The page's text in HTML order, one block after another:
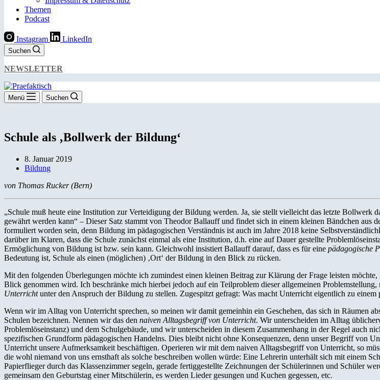
Themen
Podcast
Instagram LinkedIn
Suchen
NEWSLETTER
Menü Suchen
Schule als ‚Bollwerk der Bildung‘
8. Januar 2019
Bildung
von Thomas Rucker (Bern)
„Schule muß heute eine Institution zur Verteidigung der Bildung werden. Ja, sie stellt vielleicht das letzte Bollwerk
gewährt werden kann“ – Dieser Satz stammt von Theodor Ballauff und findet sich in einem kleinen Bändchen aus
formuliert worden sein, denn Bildung im pädagogischen Verständnis ist auch im Jahre 2018 keine
darüber im Klaren, dass die Schule zunächst einmal als eine Institution, d.h. eine auf Dauer gestellte
Ermöglichung von Bildung ist bzw. sein kann. Gleichwohl insistiert Ballauff darauf, dass es für eine pädagogische
Bedeutung ist, Schule als einen (möglichen) ‚Ort‘ der Bildung in den Blick zu rücken.
Mit den folgenden Überlegungen möchte ich zumindest einen kleinen Beitrag zur Klärung der Frage leisten
Blick genommen wird. Ich beschränke mich hierbei jedoch auf ein Teilproblem dieser allgemeinen
Unterrichtunter den Anspruch der Bildung zu stellen. Zugespitzt gefragt: Was macht Unterricht eigentlich zu
Wenn wir im Alltag von Unterricht sprechen, so meinen wir damit gemeinhin ein Geschehen, das sich in Räumen
Schulen bezeichnen. Nennen wir das den naiven Alltagsbegriff von Unterricht. Wir unterscheiden im Alltag
Problemlöseinstanz) und dem Schulgebäude, und wir unterscheiden in diesem Zusammenhang in der Regel auch
spezifischen Grundform pädagogischen Handelns. Dies bleibt nicht ohne Konsequenzen, denn unser Begriff von
Unterricht unsere Aufmerksamkeit beschäftigen. Operieren wir mit dem naiven Alltagsbegriff von Unterricht, so
die wohl niemand von uns ernsthaft als solche beschreiben wollen würde: Eine Lehrerin unterhält sich mit einem
Papierflieger durch das Klassenzimmer segeln, gerade fertiggestellte Zeichnungen der Schülerinnen und Schüler
gemeinsam den Geburtstag einer Mitschülerin, es werden Lieder gesungen und Kuchen gegessen, etc.